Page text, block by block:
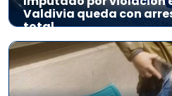
Valdivia queda con
total